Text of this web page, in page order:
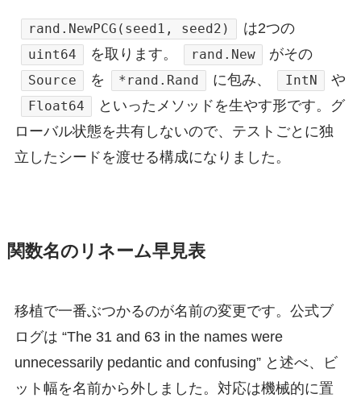
rand.NewPCG(seed1, seed2) は2つの
uint64 を取ります。 rand.New がその
Source を *rand.Rand に包み、 IntN や
Float64
といったメソッドを生やす形です。グ
ローバル状態を共有しないので、テストごとに独
立したシードを渡せる構成になりました。
関数名のリネーム早見表
移植で一番ぶつかるのが名前の変更です。公式ブ
ログは “The 31 and 63 in the names were
unnecessarily pedantic and confusing” と述べ、ビ
ット幅を名前から外しました。対応は機械的に置